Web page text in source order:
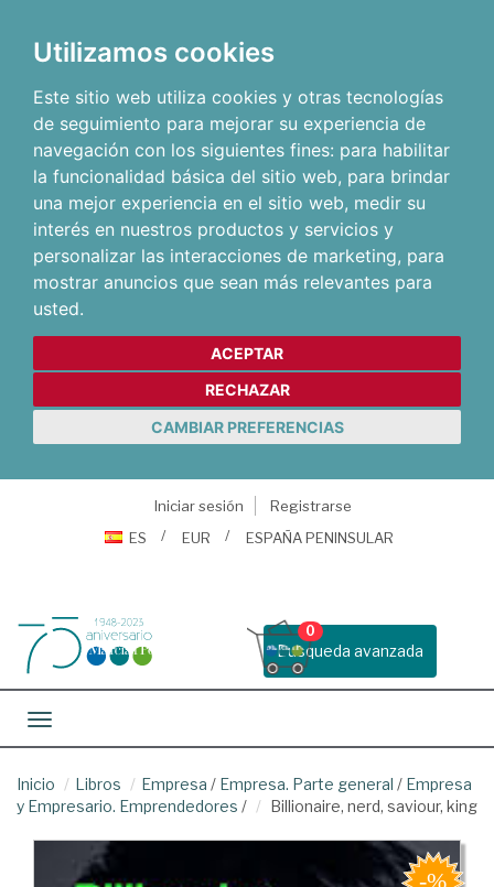
Utilizamos cookies
Este sitio web utiliza cookies y otras tecnologías
de seguimiento para mejorar su experiencia de
navegación con los siguientes fines: para habilitar
la funcionalidad básica del sitio web, para brindar
una mejor experiencia en el sitio web, medir su
interés en nuestros productos y servicios y
personalizar las interacciones de marketing, para
mostrar anuncios que sean más relevantes para
usted.
ACEPTAR
RECHAZAR
CAMBIAR PREFERENCIAS
Iniciar sesión
Registrarse
ES
EUR ESPAÑA PENINSULAR
Busqueda avanzada
0
Toggle navigation
Inicio Libros Empresa / Empresa. Parte general / Empresa
y Empresario. Emprendedores / Billionaire, nerd, saviour, king